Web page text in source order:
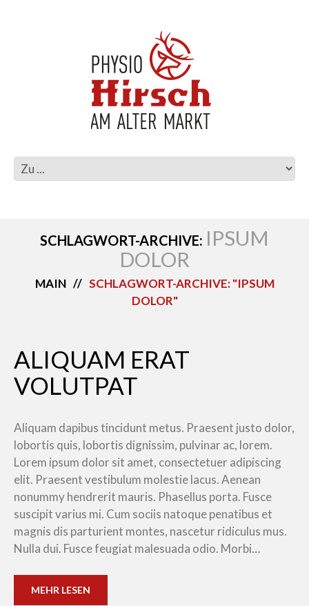
SCHLAGWORT-ARCHIVE: IPSUM
DOLOR
MAIN
SCHLAGWORT-ARCHIVE: "IPSUM
DOLOR"
ALIQUAM ERAT
VOLUTPAT
Aliquam dapibus tincidunt metus. Praesent justo dolor,
lobortis quis, lobortis dignissim, pulvinar ac, lorem.
Lorem ipsum dolor sit amet, consectetuer adipiscing
elit. Praesent vestibulum molestie lacus. Aenean
nonummy hendrerit mauris. Phasellus porta. Fusce
suscipit varius mi. Cum sociis natoque penatibus et
magnis dis parturient montes, nascetur ridiculus mus.
Nulla dui. Fusce feugiat malesuada odio. Morbi…
MEHR LESEN